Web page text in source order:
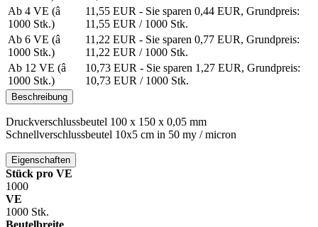
Ab 4 VE (â
1000 Stk.)
11,55 EUR - Sie sparen 0,44 EUR, Grundpreis:
11,55 EUR / 1000 Stk.
Ab 6 VE (â
1000 Stk.)
11,22 EUR - Sie sparen 0,77 EUR, Grundpreis:
11,22 EUR / 1000 Stk.
Ab 12 VE (â
1000 Stk.)
10,73 EUR - Sie sparen 1,27 EUR, Grundpreis:
10,73 EUR / 1000 Stk.
Beschreibung
Druckverschlussbeutel 100 x 150 x 0,05 mm
Schnellverschlussbeutel 10x5 cm in 50 my / micron
Eigenschaften
Stück pro VE
1000
VE
1000 Stk.
Beutelbreite